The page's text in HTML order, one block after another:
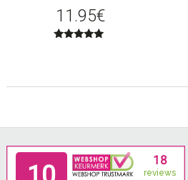
11.95€
Footer